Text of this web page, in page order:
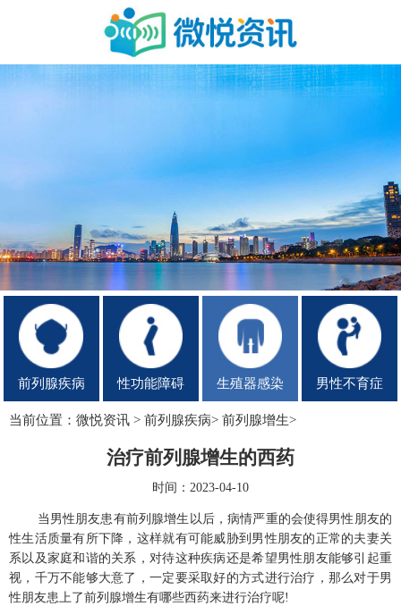
前列腺疾病 性功能障碍 生殖器感染 男性不育症
当前位置： 微悦资讯 > 前列腺疾病> 前列腺增生>
治疗前列腺增生的西药
时间：2023-04-10
当男性朋友患有前列腺增生以后，病情严重的会使得男性朋友的
性生活质量有所下降，这样就有可能威胁到男性朋友的正常的夫妻关
系以及家庭和谐的关系，对待这种疾病还是希望男性朋友能够引起重
视，千万不能够大意了，一定要采取好的方式进行治疗，那么对于男
性朋友患上了前列腺增生有哪些西药来进行治疗呢!